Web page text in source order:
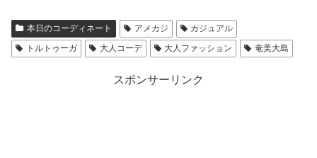
本日のコーディネート アメカジ
カジュアル
トルトゥーガ
大人コーデ 大人ファッション 奄美大島
スポンサーリンク